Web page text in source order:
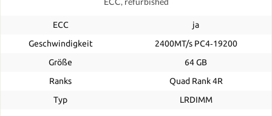
ECC
ja
Geschwindigkeit
2400MT/s PC4‑19200
Größe
64 GB
Ranks
Quad Rank 4R
Typ
LRDIMM